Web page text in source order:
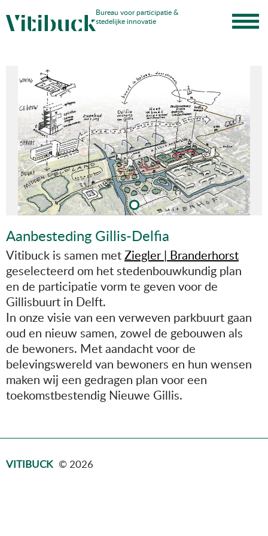
to
Bureau voor participatie &
stedelijke innovatie
Aanbesteding Gillis-Delfia
Vitibuck is samen metZiegler | Branderhorst
geselecteerd om het stedenbouwkundig plan
en de participatie vorm te geven voor de
Gillisbuurt in Delft.
In onze visie van een verweven parkbuurt gaan
oud en nieuw samen, zowel de gebouwen als
de bewoners. Met aandacht voor de
belevingswereld van bewoners en hun wensen
maken wij een gedragen plan voor een
toekomstbestendig Nieuwe Gillis.
VITIBUCK © 2026